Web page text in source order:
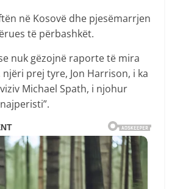
në Kosovë dhe pjesëmarrjen
të përbashkët.
nuk gëzojnë raporte të mira
njëri prej tyre, Jon Harrison, i ka
Michael Spath, i njohur